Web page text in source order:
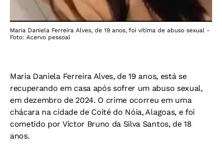
Maria Daniela Ferreira Alves, de 19 anos, foi vítima de abuso sexual -
Foto: Acervo pessoal
Maria Daniela Ferreira Alves, de 19 anos, está se
recuperando em casa após sofrer um abuso sexual,
em dezembro de 2024. O crime ocorreu em uma
chácara na cidade de Coité do Nóia, Alagoas, e foi
cometido por Victor Bruno da Silva Santos, de 18
anos.